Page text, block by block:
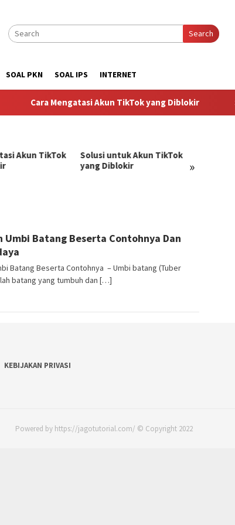
Search
SOAL PKN SOAL IPS INTERNET
Cara Mengatasi Akun TikTok yang Diblokir
»
Akun TikTok
Solusi untuk Akun TikTok
yang Diblokir
Umbi Batang Beserta Contohnya Dan
Batang Beserta Contohnya – Umbi batang (Tuber
batang yang tumbuh dan […]
KEBIJAKAN PRIVASI
Powered by https://jagotutorial.com/ © Copyright 2022